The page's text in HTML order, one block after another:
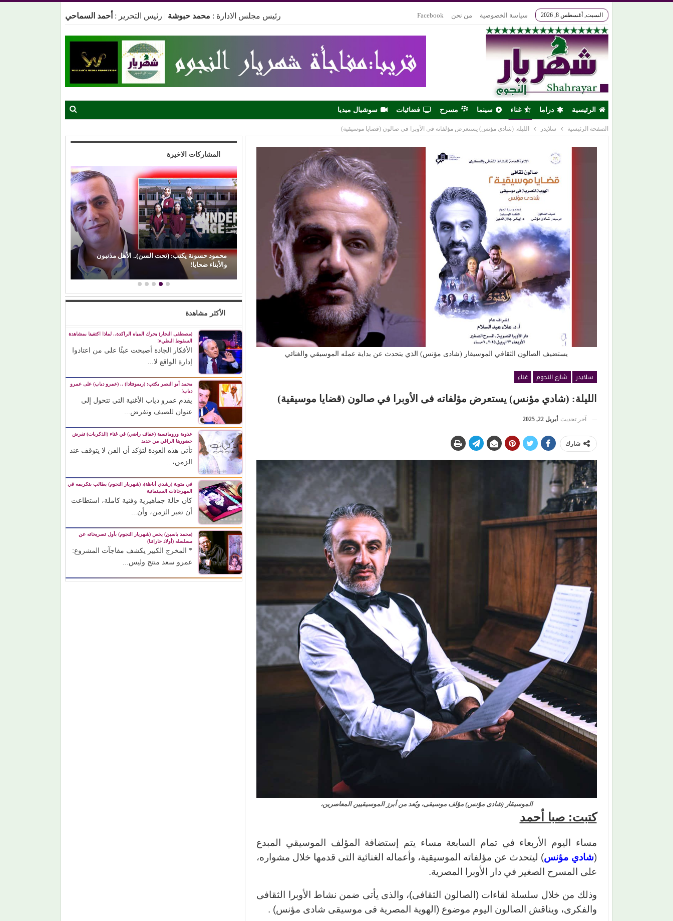
السبت, أغسطس 8, 2026 سياسة الخصوصية من نحن Facebook رئيس مجلس الادارة : محمد حبوشة | رئيس التحرير : أحمد السماحي
الرئيسية دراما غناء سينما مسرح فضائيات سوشيال ميديا
الصفحة الرئيسية سلايدر الليلة: (شادي مؤنس) يستعرض مؤلفاته فى الأوبرا في صالون (قضايا موسيقية)
يستضيف الصالون الثقافي الموسيقار (شادى مؤنس) الذي يتحدث عن بداية عمله الموسيقي والغنائي
سلايدر شارع النجوم
غناء
الليلة: (شادي مؤنس) يستعرض مؤلفاته فى الأوبرا في صالون (قضايا موسيقية)
آخر تحديث أبريل 22, 2025
شارك
الموسيقار (شادى مؤنس) مؤلف موسيقى، ويُعد من أبرز الموسيقيين المعاصرين،
كتبت: صبا أحمد
مساء اليوم الأربعاء في تمام السابعة مساء يتم إستضافة المؤلف الموسيقي المبدع
(شادي مؤنس) ليتحدث عن مؤلفاته الموسيقية، وأعماله الغنائية التى قدمها خلال مشواره،
على المسرح الصغير في دار الأوبرا المصرية.
وذلك من خلال سلسلة لقاءات (الصالون الثقافى)، والذى يأتى ضمن نشاط الأوبرا الثقافى
والفكرى، ويناقش الصالون اليوم موضوع (الهوية المصرية فى موسيقى شادى مؤنس) .
المشاركات الاخيرة
(هاني شنودة).. الغائب الذي سيقود افتتاح (مهرجان
الغردقة) بألحانه الخالدة
حين ماتت الحكاية.. الفن المصري يفقد قدرته على
صناعة الهوية الوطنية (1)
محمود حسونة يكتب: (تحت السن).. الأهل مذنبون
والأبناء ضحايا!
الأكثر مشاهدة
(مصطفى النجار) يحرك المياه الراكدة.. لماذا اكتفينا بمشاهدة
السقوط البطيء!
الأفكار الجادة أصبحت عبئًا على من اعتادوا
إدارة الواقع لا...
محمد أبو النصر يكتب: (ريمونتادا) .. (عمرو دياب) على عمرو
دياب!
يقدم عمرو دياب الأغنية التي تتحول إلى
عنوان للصيف وتفرض...
عذوبة ورومانسية (عفاف راضي) في غناء (الذكريات) تفرض
حضورها الراقي من جديد
تأتي هذه العودة لتؤكد أن الفن لا يتوقف عند
الزمن،...
في مئوية (رشدي أباظة)، (شهريار النجوم) يطالب بتكريمه في
المهرجانات السينمائية
كان حالة جماهيرية وفنية كاملة، استطاعت
أن تعبر الزمن، وأن...
(محمد ياسين) يخص (شهريار النجوم) بأول تصريحاته عن
مسلسله (أولاد حاراتنا)
* المخرج الكبير يكشف مفاجآت المشروع:
عمرو سعد منتج وليس...